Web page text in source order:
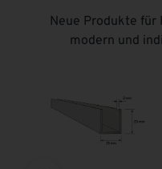
Neue Produkte für
modern und